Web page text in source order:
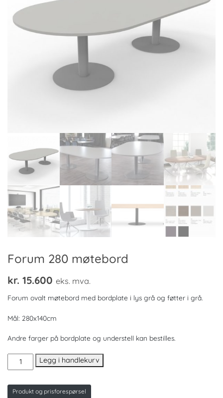
Forum 280 møtebord
kr. 15.600 eks. mva.
Forum ovalt møtebord med bordplate i lys grå og føtter i grå.
Mål: 280x140cm
Andre farger på bordplate og understell kan bestilles.
Forum
280
antall
Legg i handlekurv
Produkt og prisforespørsel